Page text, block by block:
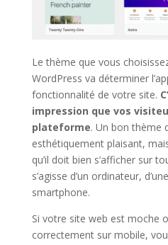
Le thème que vous
WordPress va déterminer
fonctionnalité de votre site.
impression que vos
plateforme. Un bon thème
esthétiquement plaisant,
qu’il doit bien s’afficher sur
s’agisse d’un ordinateur,
smartphone.
Si votre site web est moche
correctement sur mobile,